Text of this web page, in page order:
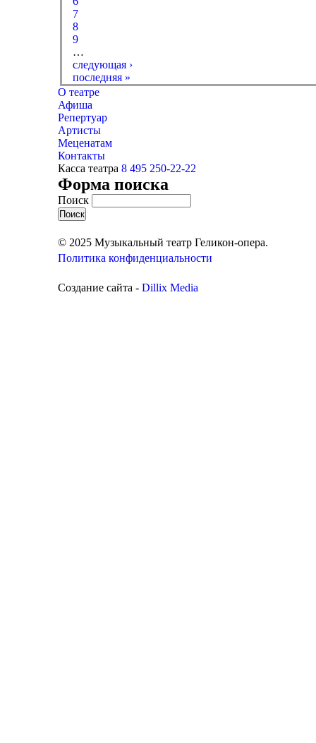
7
8
9
…
следующая ›
последняя »
О театре
Афиша
Репертуар
Артисты
Меценатам
Контакты
Касса театра 8 495 250-22-22
Форма поиска
Поиск
© 2025 Музыкальный театр Геликон-опера.
Политика конфиденциальности
Создание сайта - Dillix Media